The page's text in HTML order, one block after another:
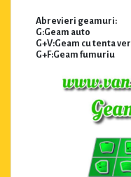
Abrevieri geamuri:
G:Geam auto
G+V:Geam cu tenta
G+F:Geam fumuriu